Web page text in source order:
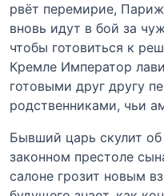
рвёт перемирие,
вновь идут в бой за
чтобы готовиться к
Кремле Император
готовыми друг другу
родственниками, чьи
Бывший царь скулит
законном престоле
салоне грозит новым